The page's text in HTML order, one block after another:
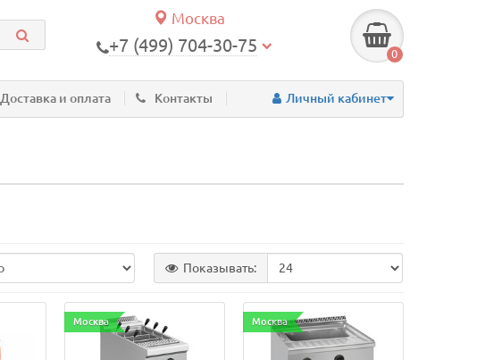
Москва
+7 (499) 704-30-75 0
Доставка и оплата Контакты Личный кабинет
Показывать:
Москва Москва